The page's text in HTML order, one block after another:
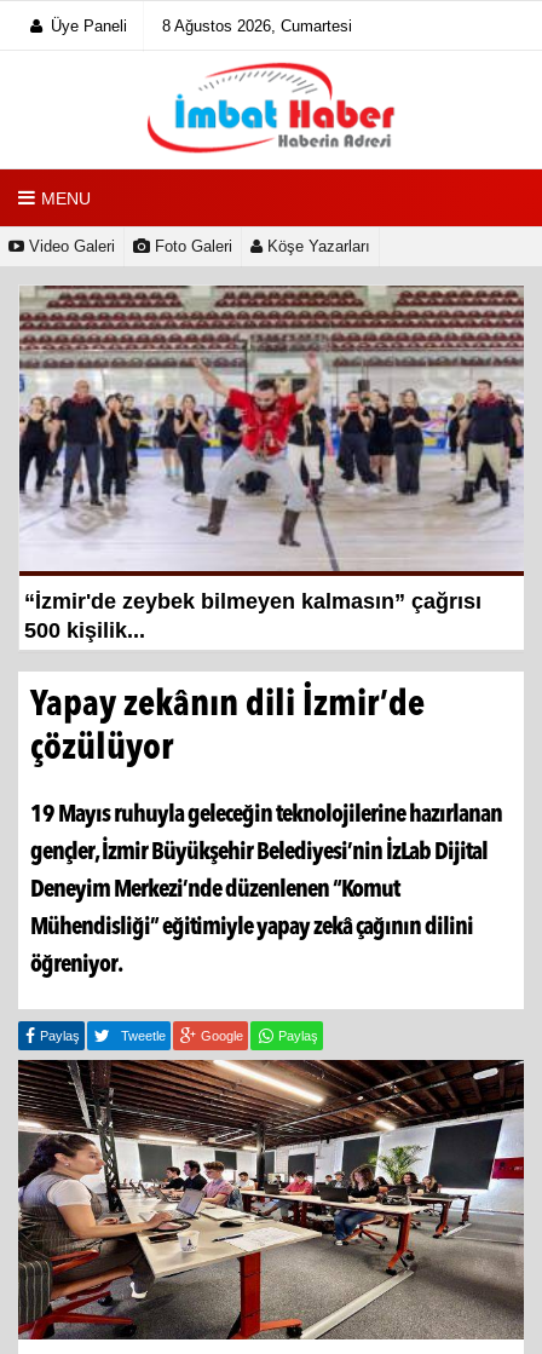
Üye Paneli 8 Ağustos 2026, Cumartesi
MENU
Video Galeri Foto Galeri Köşe Yazarları
kalmasın” çağrısı
Hayat kurtaran baba,
Yapay zekânın dili İzmir’de
çözülüyor
19 Mayıs ruhuyla geleceğin teknolojilerine hazırlanan
gençler, İzmir Büyükşehir Belediyesi’nin İzLab Dijital
Deneyim Merkezi’nde düzenlenen “Komut
Mühendisliği” eğitimiyle yapay zekâ çağının dilini
öğreniyor.
Paylaş Tweetle Google Paylaş